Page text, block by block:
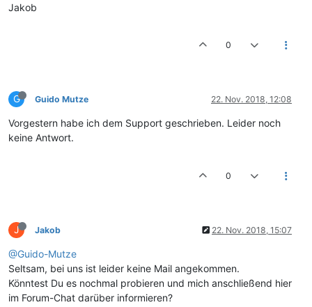
Jakob
0
G Guido Mutze 22. Nov. 2018, 12:08
Vorgestern habe ich dem Support geschrieben. Leider noch
keine Antwort.
0
J Jakob 22. Nov. 2018, 15:07
@Guido-Mutze
Seltsam, bei uns ist leider keine Mail angekommen.
Könntest Du es nochmal probieren und mich anschließend hier
im Forum-Chat darüber informieren?